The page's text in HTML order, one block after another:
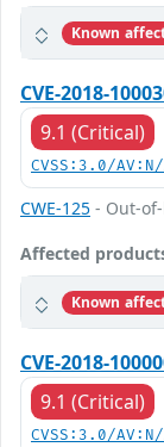
Known
CVE-2018-
9.1 (Critical)
CVSS:3.0/
CWE-125 - Out-
Affected
Known
CVE-2018-
9.1 (Critical)
CVSS:3.0/